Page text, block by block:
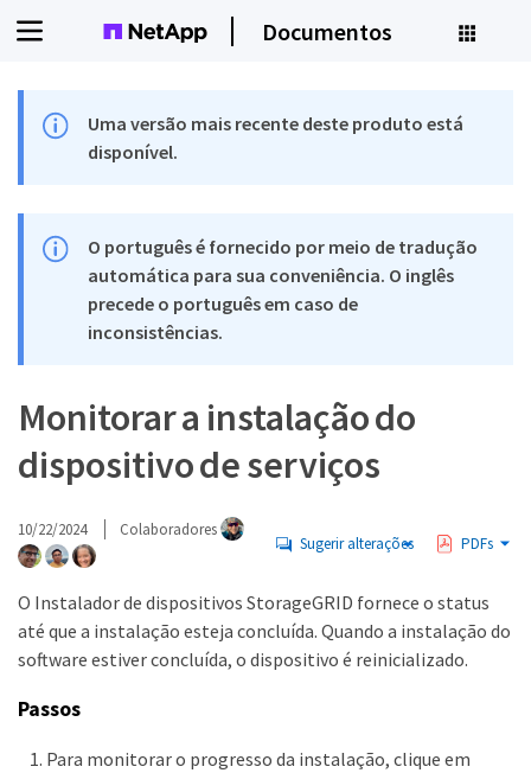
Documentos
Uma versão mais recente deste produto está
disponível.
O português é fornecido por meio de tradução
automática para sua conveniência. O inglês
precede o português em caso de
inconsistências.
Monitorar a instalação do
dispositivo de serviços
10/22/2024 Colaboradores
Sugerir alterações PDFs
O Instalador de dispositivos StorageGRID fornece o status
até que a instalação esteja concluída. Quando a instalação do
software estiver concluída, o dispositivo é reinicializado.
Passos
Para monitorar o progresso da instalação, clique em